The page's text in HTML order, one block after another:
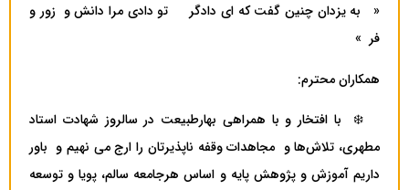
« به یزدان چنین گفت که ای دادگر تو دادی مرا دانش و زور و
فر »
همکاران محترم:
❄️ با افتخار و با همراهی بهارطبیعت در سالروز شهادت استاد
مطهری، تلاش‌ها و مجاهدات وقفه ناپذیرتان را ارج می نهیم و باور
داریم آموزش و پژوهش پایه و اساس هرجامعه سالم، پویا و توسعه